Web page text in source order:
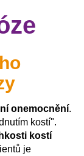
onemocnění.
kostí".
kostí
je